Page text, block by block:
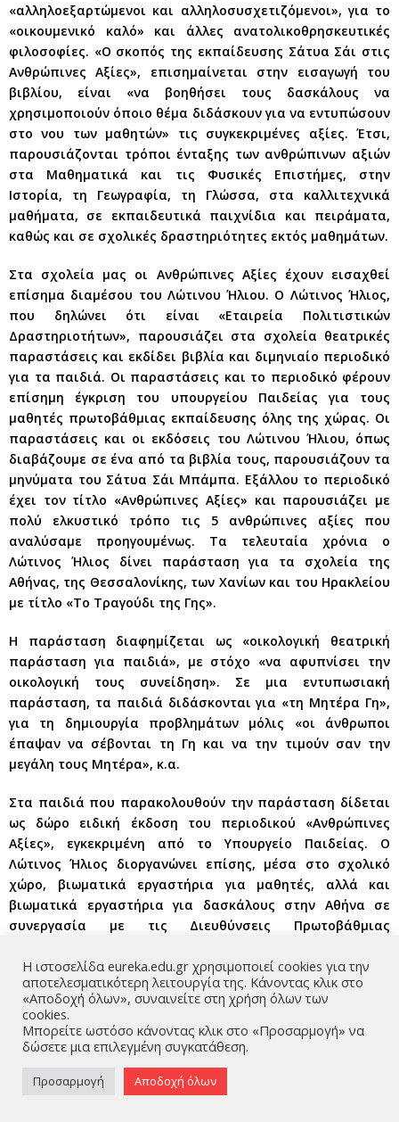
«αλληλοεξαρτώμενοι και αλληλοσυσχετιζόμενοι», για το
«οικουμενικό καλό» και άλλες ανατολικοθρησκευτικές
φιλοσοφίες. «Ο σκοπός της εκπαίδευσης Σάτυα Σάι στις
Ανθρώπινες Αξίες», επισημαίνεται στην εισαγωγή του
βιβλίου, είναι «να βοηθήσει τους δασκάλους να
χρησιμοποιούν όποιο θέμα διδάσκουν για να εντυπώσουν
στο νου των μαθητών» τις συγκεκριμένες αξίες. Έτσι,
παρουσιάζονται τρόποι ένταξης των ανθρώπινων αξιών
στα Μαθηματικά και τις Φυσικές Επιστήμες, στην
Ιστορία, τη Γεωγραφία, τη Γλώσσα, στα καλλιτεχνικά
μαθήματα, σε εκπαιδευτικά παιχνίδια και πειράματα,
καθώς και σε σχολικές δραστηριότητες εκτός μαθημάτων.
Στα σχολεία μας οι Ανθρώπινες Αξίες έχουν εισαχθεί
επίσημα διαμέσου του Λώτινου Ήλιου. Ο Λώτινος Ήλιος,
που δηλώνει ότι είναι «Εταιρεία Πολιτιστικών
Δραστηριοτήτων», παρουσιάζει στα σχολεία θεατρικές
παραστάσεις και εκδίδει βιβλία και διμηνιαίο περιοδικό
για τα παιδιά. Οι παραστάσεις και το περιοδικό φέρουν
επίσημη έγκριση του υπουργείου Παιδείας για τους
μαθητές πρωτοβάθμιας εκπαίδευσης όλης της χώρας. Οι
παραστάσεις και οι εκδόσεις του Λώτινου Ήλιου, όπως
διαβάζουμε σε ένα από τα βιβλία τους, παρουσιάζουν τα
μηνύματα του Σάτυα Σάι Μπάμπα. Εξάλλου το περιοδικό
έχει τον τίτλο «Ανθρώπινες Αξίες» και παρουσιάζει με
πολύ ελκυστικό τρόπο τις 5 ανθρώπινες αξίες που
αναλύσαμε προηγουμένως. Τα τελευταία χρόνια ο
Λώτινος Ήλιος δίνει παράσταση για τα σχολεία της
Αθήνας, της Θεσσαλονίκης, των Χανίων και του Ηρακλείου
με τίτλο «Το Τραγούδι της Γης».
Η παράσταση διαφημίζεται ως «οικολογική θεατρική
παράσταση για παιδιά», με στόχο «να αφυπνίσει την
οικολογική τους συνείδηση». Σε μια εντυπωσιακή
παράσταση, τα παιδιά διδάσκονται για «τη Μητέρα Γη»,
για τη δημιουργία προβλημάτων μόλις «οι άνθρωποι
έπαψαν να σέβονται τη Γη και να την τιμούν σαν την
μεγάλη τους Μητέρα», κ.α.
Στα παιδιά που παρακολουθούν την παράσταση δίδεται
ως δώρο ειδική έκδοση του περιοδικού «Ανθρώπινες
Αξίες», εγκεκριμένη από το Υπουργείο Παιδείας. Ο
Λώτινος Ήλιος διοργανώνει επίσης, μέσα στο σχολικό
χώρο, βιωματικά εργαστήρια για μαθητές, αλλά και
βιωματικά εργαστήρια για δασκάλους στην Αθήνα σε
συνεργασία με τις Διευθύνσεις Πρωτοβάθμιας
συνεργασία με το Υπουργείο Παιδείας της Κύπρου.
Χαρακτηριστικό της σύγχυσης που επικρατεί είναι ότι το
Νοέμβριο ο Λώτινος Ήλιος διαφημίστηκε και από το
σταθμό της Εκκλησίας της Ελλάδος. Η άγνοια του
παρουσιαστή οδήγησε στη διαφήμιση της θεατρικής
παράστασης και των ανθρώπινων αξιών και εκλήθησαν
και παιδιά να παρακολουθήσουν την παράσταση για τη
Η ιστοσελίδα eureka.edu.gr χρησιμοποιεί cookies για την
αποτελεσματικότερη λειτουργία της. Κάνοντας κλικ στο
«Αποδοχή όλων», συναινείτε στη χρήση όλων των
cookies.
Μπορείτε ωστόσο κάνοντας κλικ στο «Προσαρμογή» να
δώσετε μια επιλεγμένη συγκατάθεση.
Προσαρμογή Αποδοχή όλων